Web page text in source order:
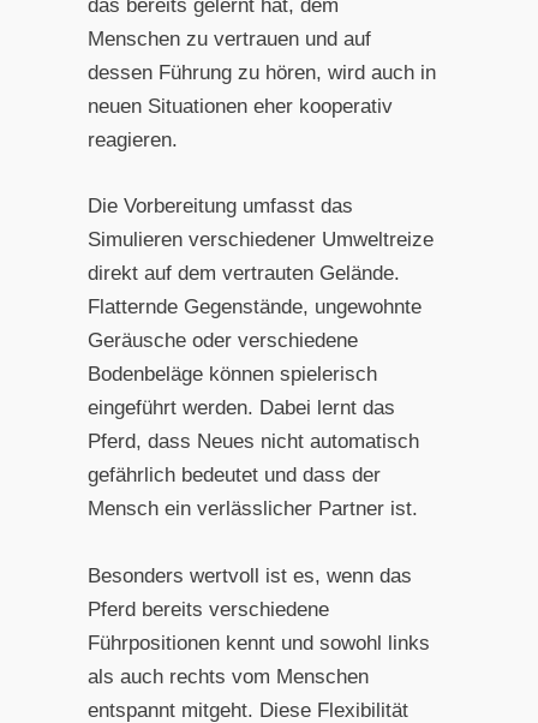
das bereits gelernt hat, dem
Menschen zu vertrauen und auf
dessen Führung zu hören, wird auch in
neuen Situationen eher kooperativ
reagieren.
Die Vorbereitung umfasst das
Simulieren verschiedener Umweltreize
direkt auf dem vertrauten Gelände.
Flatternde Gegenstände, ungewohnte
Geräusche oder verschiedene
Bodenbeläge können spielerisch
eingeführt werden. Dabei lernt das
Pferd, dass Neues nicht automatisch
gefährlich bedeutet und dass der
Mensch ein verlässlicher Partner ist.
Besonders wertvoll ist es, wenn das
Pferd bereits verschiedene
Führpositionen kennt und sowohl links
als auch rechts vom Menschen
entspannt mitgeht. Diese Flexibilität